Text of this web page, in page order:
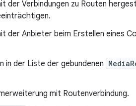
der Verbindungen zu Routen
der Anbieter beim Erstellen eines
in der Liste der gebundenen
mit Routenverbindung.